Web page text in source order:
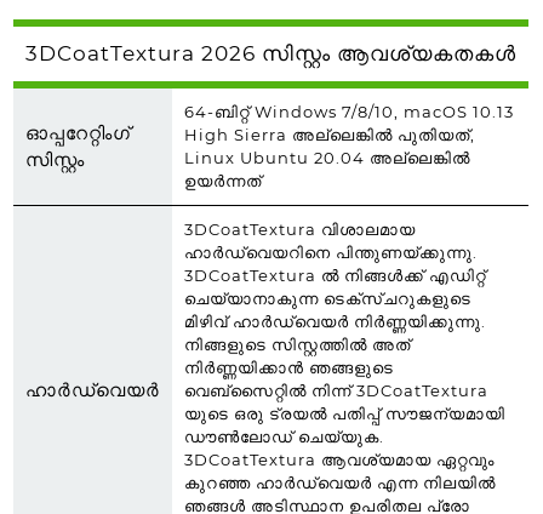
3DCoatTextura 2026 സിസ്റ്റം ആവശ്യകതകൾ
ഓപ്പറേറ്റിംഗ്
സിസ്റ്റം
64-ബിറ്റ് Windows 7/8/10, macOS 10.13
High Sierra അല്ലെങ്കിൽ പുതിയത്,
Linux Ubuntu 20.04 അല്ലെങ്കിൽ
ഉയർന്നത്
ഹാർഡ്‌വെയർ
3DCoatTextura വിശാലമായ
ഹാർഡ്‌വെയറിനെ പിന്തുണയ്ക്കുന്നു.
3DCoatTextura ൽ നിങ്ങൾക്ക് എഡിറ്റ്
ചെയ്യാനാകുന്ന ടെക്‌സ്‌ചറുകളുടെ
മിഴിവ് ഹാർഡ്‌വെയർ നിർണ്ണയിക്കുന്നു.
നിങ്ങളുടെ സിസ്റ്റത്തിൽ അത്
നിർണ്ണയിക്കാൻ ഞങ്ങളുടെ
വെബ്‌സൈറ്റിൽ നിന്ന് 3DCoatTextura
യുടെ ഒരു ട്രയൽ പതിപ്പ് സൗജന്യമായി
ഡൗൺലോഡ് ചെയ്യുക.
3DCoatTextura ആവശ്യമായ ഏറ്റവും
കുറഞ്ഞ ഹാർഡ്‌വെയർ എന്ന നിലയിൽ
ഞങ്ങൾ അടിസ്ഥാന ഉപരിതല പ്രോ